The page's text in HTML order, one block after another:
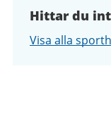
Hittar du
Visa alla